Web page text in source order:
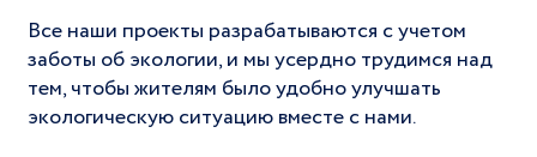
Все наши проекты разрабатываются с учетом
заботы об экологии, и мы усердно трудимся над
тем, чтобы жителям было удобно улучшать
экологическую ситуацию вместе с нами.